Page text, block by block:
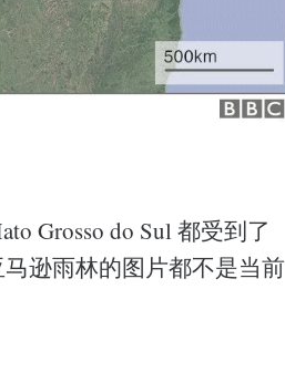
Grosso do Sul 都受到了
逊雨林的图片都不是当前